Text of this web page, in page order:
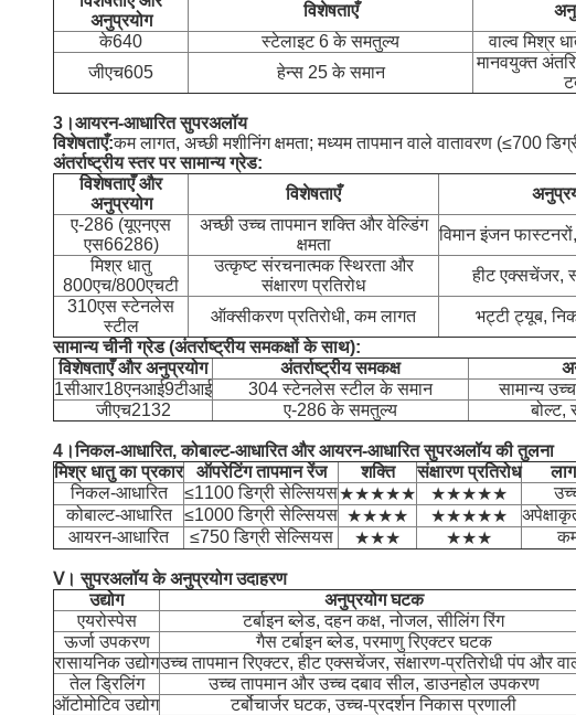
अनुप्रयोग
विशेषताएँ
के640
स्टेलाइट 6 के समतुल्य
वाल्व मिश्र
जीएच605
हेन्स 25 के समान
मानवयुक्त
3।आयरन-आधारित सुपरअलॉय
विशेषताएँ:कम लागत, अच्छी मशीनिंग क्षमता; मध्यम तापमान वाले वातावरण (≤700
अंतर्राष्ट्रीय स्तर पर सामान्य ग्रेड:
विशेषताएँ और
अनुप्रयोग
विशेषताएँ
ए-286 (यूएनएस
एस66286)
अच्छी उच्च तापमान शक्ति और वेल्डिंग
क्षमता
विमान इंजन
मिश्र धातु
800एच/800एचटी
उत्कृष्ट संरचनात्मक स्थिरता और
संक्षारण प्रतिरोध
हीट एक्सचेंजर,
310एस स्टेनलेस
स्टील
ऑक्सीकरण प्रतिरोधी, कम लागत
भट्टी ट्यूब,
सामान्य चीनी ग्रेड (अंतर्राष्ट्रीय समकक्षों के साथ):
विशेषताएँ और अनुप्रयोग
अंतर्राष्ट्रीय समकक्ष
1सीआर18एनआई9टीआई
304 स्टेनलेस स्टील के समान
सामान्य
जीएच2132
ए-286 के समतुल्य बोल्ट,
4।निकल-आधारित, कोबाल्ट-आधारित और आयरन-आधारित सुपरअलॉय की तुलना
मिश्र धातु का प्रकार
ऑपरेटिंग तापमान रेंज शक्ति संक्षारण प्रतिरोध
निकल-आधारित
≤1100 डिग्री सेल्सियस★★★★★ ★★★★★
कोबाल्ट-आधारित
≤1000 डिग्री सेल्सियस ★★★★ ★★★★★
आयरन-आधारित
≤750 डिग्री सेल्सियस ★★★ ★★★
Ⅴ।सुपरअलॉय के अनुप्रयोग उदाहरण
उद्योग
अनुप्रयोग घटक
एयरोस्पेस
टर्बाइन ब्लेड, दहन कक्ष, नोजल, सीलिंग रिंग
ऊर्जा उपकरण
गैस टर्बाइन ब्लेड, परमाणु रिएक्टर घटक
रासायनिक उद्योगउच्च तापमान रिएक्टर, हीट एक्सचेंजर, संक्षारण-प्रतिरोधी पंप और
तेल ड्रिलिंग
उच्च तापमान और उच्च दबाव सील, डाउनहोल उपकरण
ऑटोमोटिव उद्योग
टर्बोचार्जर घटक, उच्च-प्रदर्शन निकास प्रणाली